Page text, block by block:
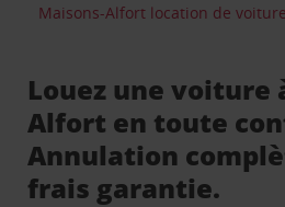
Maisons-Alfort location de voiture
Louez une voiture
Alfort en toute
Annulation
frais garantie.